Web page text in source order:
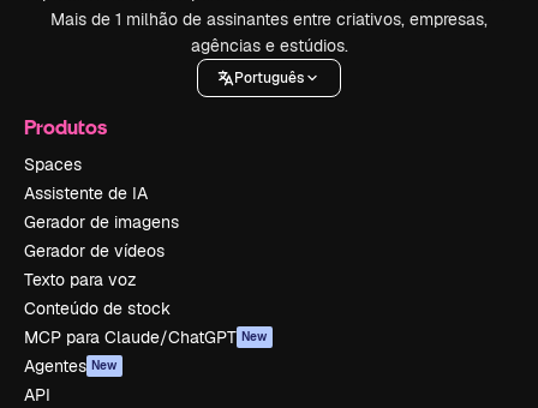
Mais de 1 milhão de assinantes entre criativos, empresas,
agências e estúdios.
Português
Produtos
Spaces
Assistente de IA
Gerador de imagens
Gerador de vídeos
Texto para voz
Conteúdo de stock
MCP para Claude/ChatGPT New
Agentes New
API